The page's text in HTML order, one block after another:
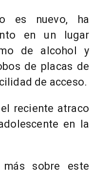
es nuevo, ha
en un lugar
de alcohol y
de placas de
de acceso.
reciente atraco
en la
más sobre este